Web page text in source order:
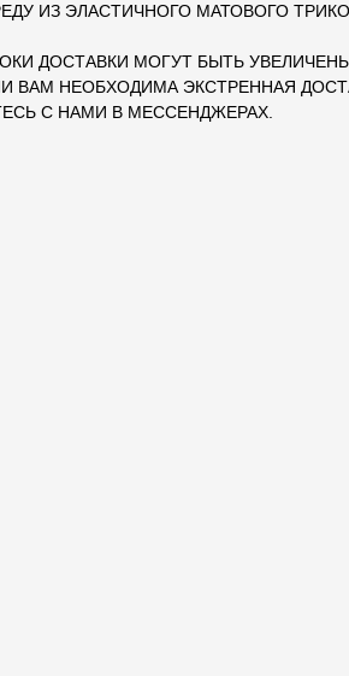
ИЗ ЭЛАСТИЧНОГО МАТОВОГО
ДОСТАВКИ МОГУТ БЫТЬ
ВАМ НЕОБХОДИМА ЭКСТРЕННАЯ
С НАМИ В МЕССЕНДЖЕРАХ.